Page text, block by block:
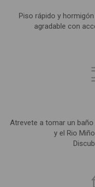
Piso rápido y
agradable con
Atrevete a tomar un
y el Rio